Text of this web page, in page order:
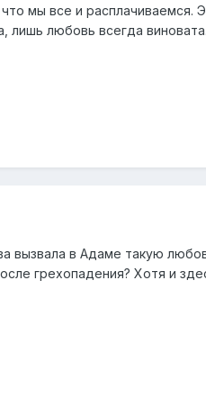
мы все и расплачиваемся.
лишь любовь всегда
вызвала в Адаме такую
грехопадения? Хотя и